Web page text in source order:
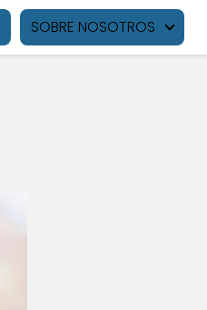
SOBRE NOSOTROS